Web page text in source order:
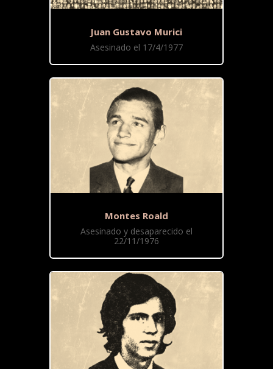
Juan Gustavo Murici
Asesinado el 17/4/1977
Montes Roald
Asesinado y desaparecido el
22/11/1976